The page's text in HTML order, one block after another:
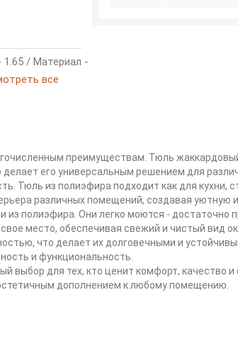
/ Материал -
все
преимуществам. Тюль
его универсальным решением для
Тюль из полиэфира подходит как для кухни,
различных помещений, создавая уютную
полиэфира. Они легко моются - достаточно
место, обеспечивая свежий и чистый вид
что делает их долговечными и
и функциональность.
для тех, кто ценит комфорт, качество и
дополнением к любому помещению.